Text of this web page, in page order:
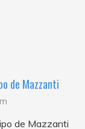
de Mazzanti
de Mazzanti